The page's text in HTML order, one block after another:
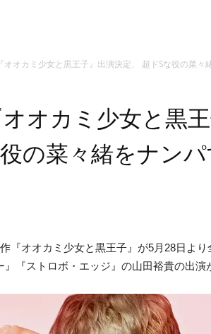
オオカミ少女と黒王子』出演決定、 超ドSな役の菜々
オカミ少女と黒
の菜々緒をナン
『オオカミ少女と黒王子』が5月28日よ
『ストロボ・エッジ』の山田裕貴の出演